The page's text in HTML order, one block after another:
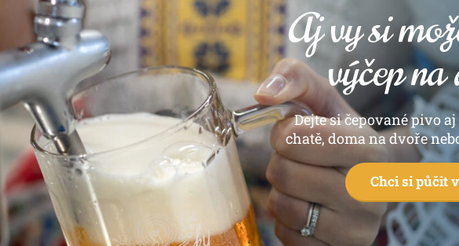
Aj vy si
výčep
Dejte si čepované pivo
chatě, doma na dvoře
Chci si půčit